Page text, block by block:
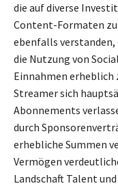
die auf diverse
Content-Formaten
ebenfalls
die Nutzung von
Einnahmen erheblich
Streamer sich
Abonnements
durch
erhebliche Summen
Vermögen
Landschaft Talent